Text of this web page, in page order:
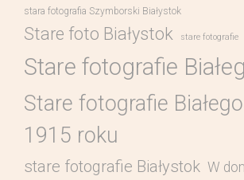
stara fotografia Szymborski Białystok
Stare foto Białystok stare fotografie
Stare fotografie
Stare fotografie
1915 roku
stare fotografie Białystok W